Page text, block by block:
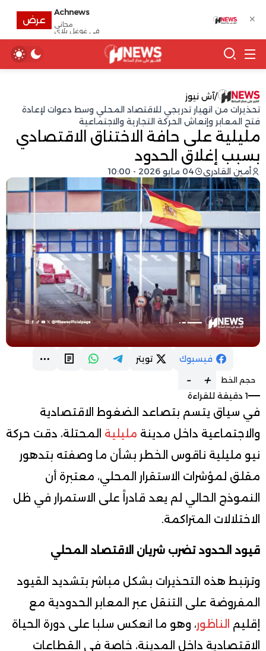
/آش نيوز
تحذيرات من انهيار تدريجي للاقتصاد المحلي وسط دعوات لإعادة
فتح المعابر وإنعاش الحركة التجارية والاجتماعية
مليلية على حافة الاختناق الاقتصادي
بسبب إغلاق الحدود
أمين القادري 04 مايو 2026 - 10:00
فيسبوك تويتر
حجم الخط +
-
1 دقيقة للقراءة
في سياق يتسم بتصاعد الضغوط الاقتصادية
والاجتماعية داخل مدينة مليلية المحتلة، دقت حركة
نيو مليلية ناقوس الخطر بشأن ما وصفته بتدهور
مقلق لمؤشرات الاستقرار المحلي، معتبرة أن
النموذج الحالي لم يعد قادراً على الاستمرار في ظل
الاختلالات المتراكمة.
قيود الحدود تضرب شريان الاقتصاد المحلي
وترتبط هذه التحذيرات بشكل مباشر بتشديد القيود
المفروضة على التنقل عبر المعابر الحدودية مع
إقليم الناظور، وهو ما انعكس سلبا على دورة الحياة
الاقتصادية داخل المدينة، خاصة في القطاعات
✕
Achnews
مجانى
في غوغل بلاي
عرض